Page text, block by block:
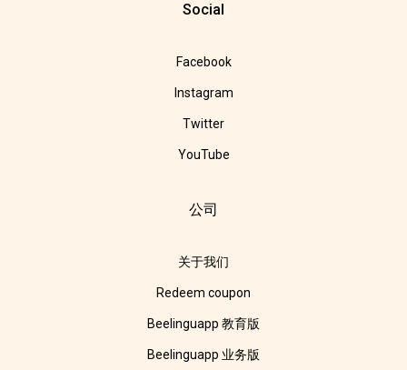
Social
Facebook
Instagram
Twitter
YouTube
公司
关于我们
Redeem coupon
Beelinguapp 教育版
Beelinguapp 业务版